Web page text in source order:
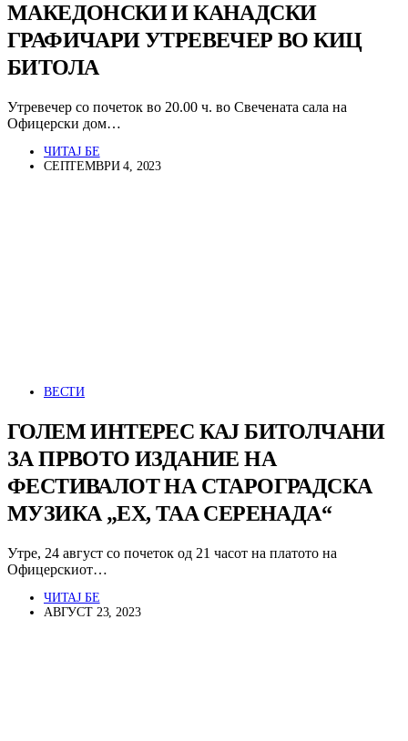
МАКЕДОНСКИ И КАНАДСКИ
ГРАФИЧАРИ УТРЕВЕЧЕР ВО КИЦ
БИТОЛА
Утревечер со почеток во 20.00 ч. во Свечената сала на
Офицерски дом…
ЧИТАЈ БЕ
СЕПТЕМВРИ 4, 2023
ВЕСТИ
ГОЛЕМ ИНТЕРЕС КАЈ БИТОЛЧАНИ
ЗА ПРВОТО ИЗДАНИЕ НА
ФЕСТИВАЛОТ НА СТАРОГРАДСКА
МУЗИКА „ЕХ, ТАА СЕРЕНАДА“
Утре, 24 август со почеток од 21 часот на платото на
Офицерскиот…
ЧИТАЈ БЕ
АВГУСТ 23, 2023